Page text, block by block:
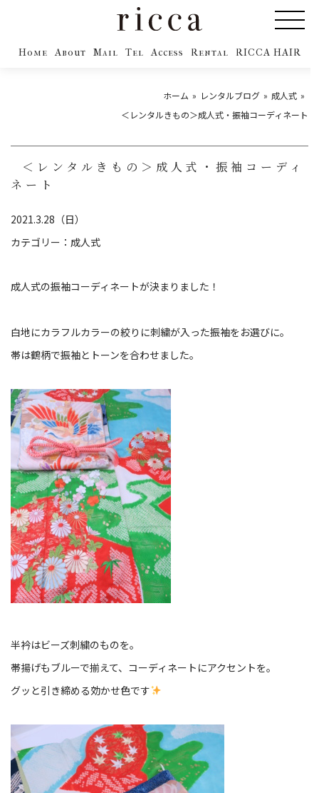
Home About Mail Tel Access Rental RICCA HAIR
ホーム レンタルブログ
成人式
＜レンタルきもの＞成人式・振袖コーディネート
＜レンタルきもの＞成人式・振袖コーディ
ネート
2021.3.28（日）
カテゴリー： 成人式
成人式の振袖コーディネートが決まりました！
白地にカラフルカラーの絞りに刺繍が入った振袖をお選びに。
帯は鶴柄で振袖とトーンを合わせました。
半衿はビーズ刺繍のものを。
帯揚げもブルーで揃えて、コーディネートにアクセントを。
グッと引き締める効かせ色です